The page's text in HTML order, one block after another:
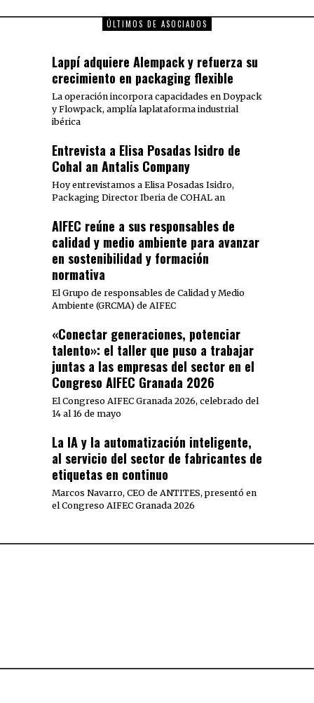
ÚLTIMOS DE ASOCIADOS
Lappí adquiere Alempack y refuerza su
crecimiento en packaging flexible
La operación incorpora capacidades en Doypack
y Flowpack, amplía laplataforma industrial
ibérica
Entrevista a Elisa Posadas Isidro de
Cohal an Antalis Company
Hoy entrevistamos a Elisa Posadas Isidro,
Packaging Director Iberia de COHAL an
AIFEC reúne a sus responsables de
calidad y medio ambiente para avanzar
en sostenibilidad y formación
normativa
El Grupo de responsables de Calidad y Medio
Ambiente (GRCMA) de AIFEC
«Conectar generaciones, potenciar
talento»: el taller que puso a trabajar
juntas a las empresas del sector en el
Congreso AIFEC Granada 2026
El Congreso AIFEC Granada 2026, celebrado del
14 al 16 de mayo
La IA y la automatización inteligente,
al servicio del sector de fabricantes de
etiquetas en continuo
Marcos Navarro, CEO de ANTITES, presentó en
el Congreso AIFEC Granada 2026